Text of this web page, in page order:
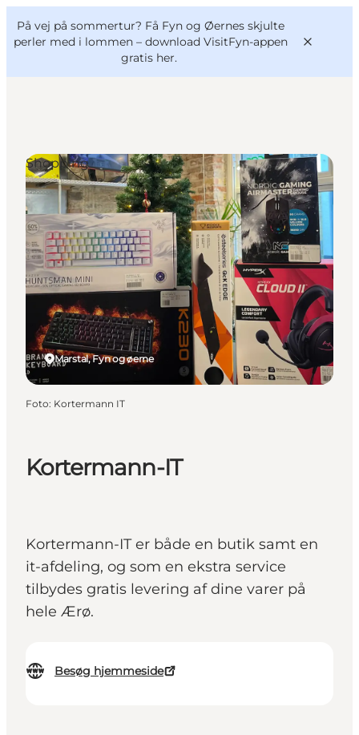
På vej på sommertur? Få Fyn og Øernes skjulte
perler med i lommen – download VisitFyn-appen
gratis her.
Oplevelser
Outdoor
Mad og drikke
Overnatning
Book lokale oplevelser
VisitFyn
Deutsch
Kortermann-IT
Kortermann-IT er både en butik samt en
it-afdeling, og som en ekstra service
tilbydes gratis levering af dine varer på
hele Ærø.
Besøg hjemmeside
Marstal, Fyn og øerne
Shopping
Foto: Kortermann IT